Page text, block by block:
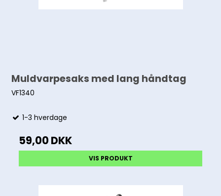
Muldvarpesaks med lang håndtag
VF1340
1-3 hverdage
59,00 DKK
VIS PRODUKT